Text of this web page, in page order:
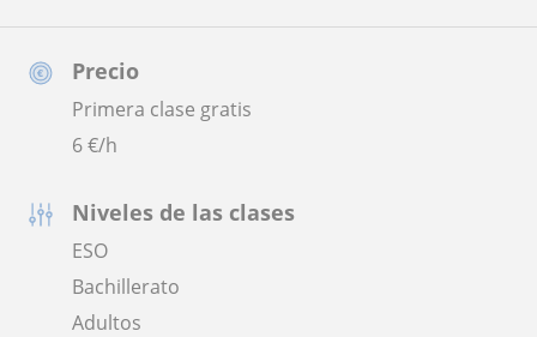
Precio
Primera clase gratis
6€/h
Niveles de las clases
ESO
Bachillerato
Adultos